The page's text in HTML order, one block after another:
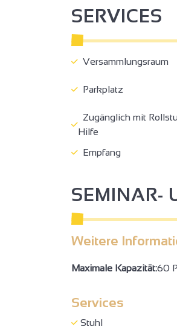
SERVICES
Versammlungsraum
Parkplatz
Zugänglich mit
Hilfe
Empfang
SEMINAR-
Weitere
Maximale Kapazität:60
Services
Stuhl
5
7